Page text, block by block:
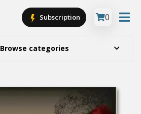
Browse categories
Subscription 0